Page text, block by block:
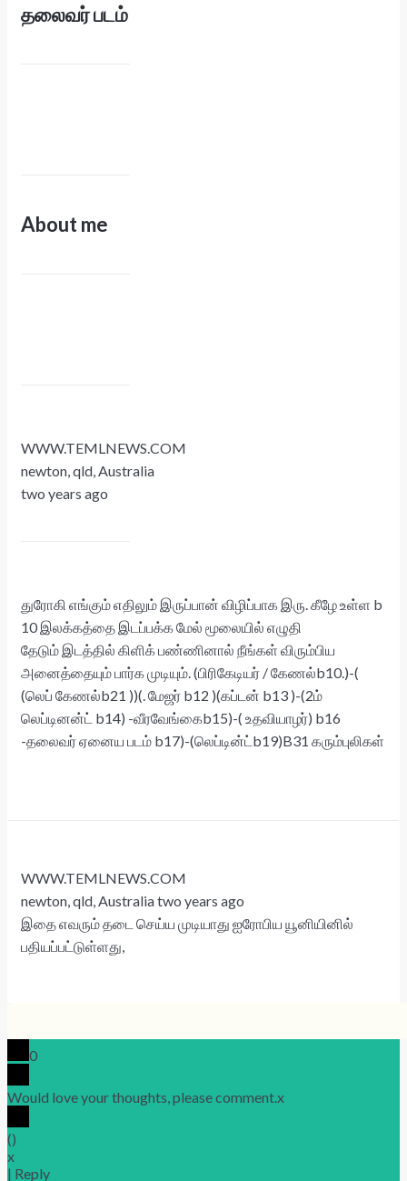
தலைவர் படம்
About me
WWW.TEMLNEWS.COM
newton, qld, Australia
two years ago
துரோகி எங்கும் எதிலும் இருப்பான் விழிப்பாக இரு. கீழே உள்ள b
10 இலக்கத்தை இடப்பக்க மேல் மூலையில் எழுதி
தேடும் இடத்தில் கிளிக் பண்ணினால் நீங்கள் விரும்பிய
அனைத்தையும் பார்க முடியும். (பிரிகேடியர் / கேணல்b10.)-(
(லெப் கேணல்b21 ))(. மேஜர் b12 )(கப்டன் b13 )-(2ம்
லெப்டினன்ட் b14) -வீரவேங்கைb15)-( உதவியாழர்) b16
-தலைவர் ஏனைய படம் b17)-(லெப்டின்ட்b19)B31 கரும்புலிகள்
WWW.TEMLNEWS.COM
newton, qld, Australia two years ago
இதை எவரும் தடை செய்ய முடியாது ஐரோபிய யூனியினில்
பதியப்பட்டுள்ளது,
0
Would love your thoughts, please comment.x
()
x
| Reply